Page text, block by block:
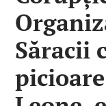
Știri
Săracii